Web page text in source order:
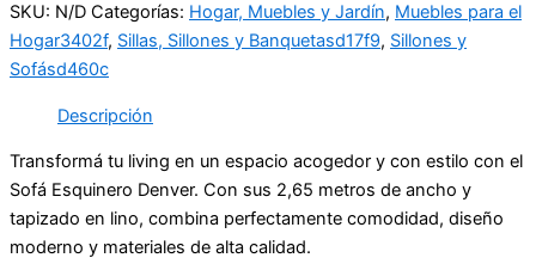
SKU: N/D Categorías: Hogar, Muebles y Jardín, Muebles para el
Hogar3402f, Sillas, Sillones y Banquetasd17f9, Sillones y
Sofásd460c
Descripción
Transformá tu living en un espacio acogedor y con estilo con el
Sofá Esquinero Denver. Con sus 2,65 metros de ancho y
tapizado en lino, combina perfectamente comodidad, diseño
moderno y materiales de alta calidad.